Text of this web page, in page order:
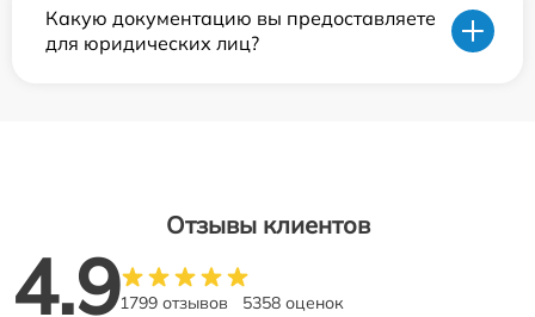
Какую документацию вы предоставляете
для юридических лиц?
Отзывы клиентов
4.91799 отзывов 5358 оценок